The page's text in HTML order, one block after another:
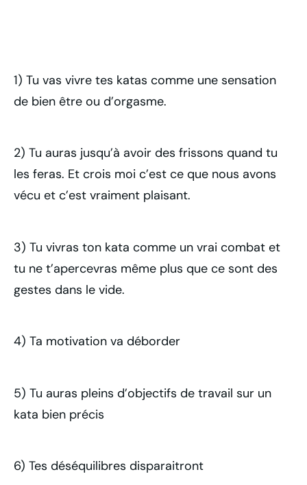
1) Tu vas vivre tes katas comme une sensation
de bien être ou d’orgasme.
2) Tu auras jusqu’à avoir des frissons quand tu
les feras. Et crois moi c’est ce que nous avons
vécu et c’est vraiment plaisant.
3) Tu vivras ton kata comme un vrai combat et
tu ne t’apercevras même plus que ce sont des
gestes dans le vide.
4) Ta motivation va déborder
5) Tu auras pleins d’objectifs de travail sur un
kata bien précis
6) Tes déséquilibres disparaitront